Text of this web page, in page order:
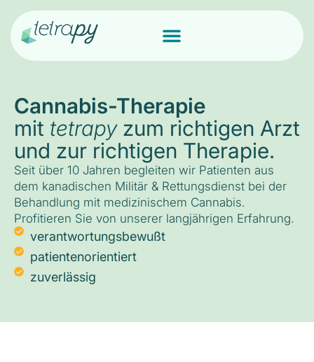
Cannabis-Therapie
mit tetrapyzum richtigen Arzt
und zur richtigen Therapie.
Seit über 10 Jahren begleiten wir Patienten aus
dem kanadischen Militär & Rettungsdienst bei der
Behandlung mit medizinischem Cannabis.
Profitieren Sie von unserer langjährigen Erfahrung.
verantwortungsbewußt
patientenorientiert
zuverlässig